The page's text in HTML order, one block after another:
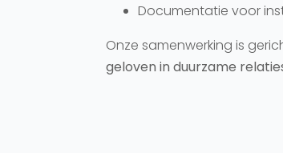
Documentatie voor
Onze samenwerking is
geloven in duurzame